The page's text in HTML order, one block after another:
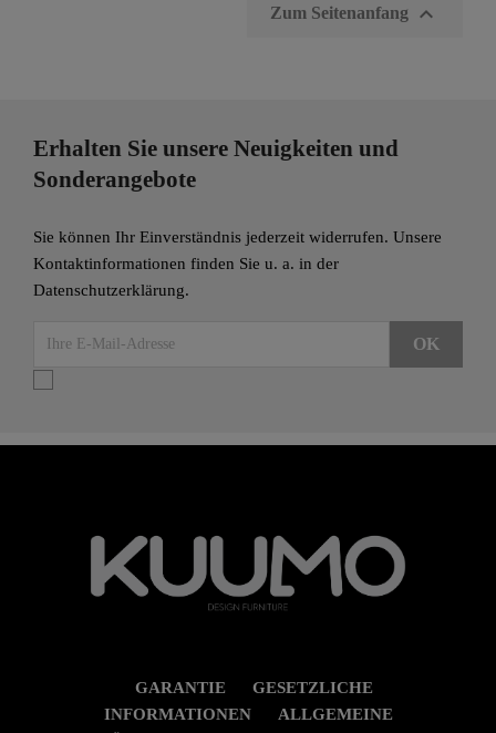
Zum Seitenanfang 
Erhalten Sie unsere Neuigkeiten und
Sonderangebote
Sie können Ihr Einverständnis jederzeit widerrufen. Unsere
Kontaktinformationen finden Sie u. a. in der
Datenschutzerklärung.
GARANTIE
GESETZLICHE
INFORMATIONEN
ALLGEMEINE